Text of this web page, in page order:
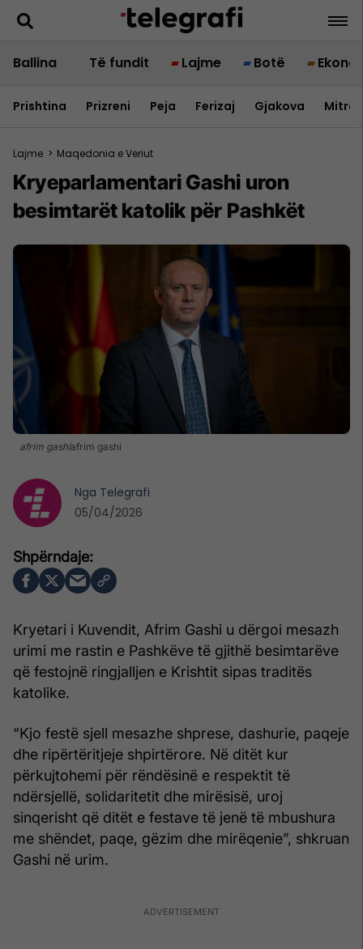
Ballina Të fundit Lajme Botë
Prishtina Prizreni Peja Ferizaj Gjakova
Lajme > Maqedonia e Veriut
Kryeparlamentari Gashi uron
besimtarët katolik për Pashkët
afrim gashiafrim gashi
Kryetari i Kuvendit, Afrim Gashi u dërgoi mesazh
urimi me rastin e Pashkëve të gjithë besimtarëve
që festojnë ringjalljen e Krishtit sipas traditës
katolike.
“Kjo festë sjell mesazhe shprese, dashurie, paqeje
dhe ripërtëritjeje shpirtërore. Në ditët kur
përkujtohemi për rëndësinë e respektit të
ndërsjellë, solidaritetit dhe mirësisë, uroj
sinqerisht që ditët e festave të jenë të mbushura
me shëndet, paqe, gëzim dhe mirëqenie”, shkruan
Gashi në urim.
Nga Telegrafi
05/04/2026